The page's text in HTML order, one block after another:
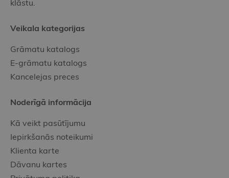
klāstu.
Veikala kategorijas
Grāmatu katalogs
E-grāmatu katalogs
Kancelejas preces
Noderīgā informācija
Kā veikt pasūtījumu
Iepirkšanās noteikumi
Klienta karte
Dāvanu kartes